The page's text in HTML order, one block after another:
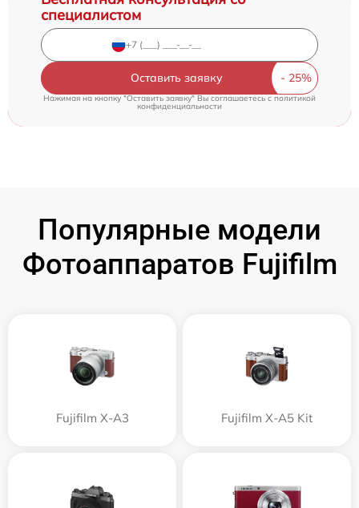
специалистом
Оставить заявку
Нажимая на кнопку "Оставить заявку" Вы соглашаетесь cполитикой
конфиденциальности
Популярные модели
Фотоаппаратов Fujifilm
Fujifilm X-A3 Fujifilm X-A5 Kit